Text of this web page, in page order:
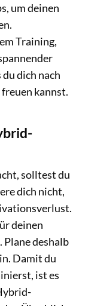
um deinen
Training,
du dich nach
kannst.
solltest du
dich nicht,
deinen
deshalb
Damit du
ist es